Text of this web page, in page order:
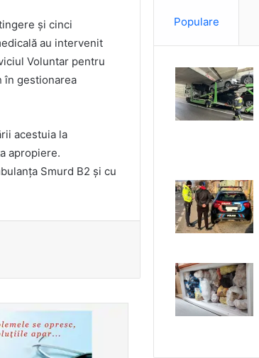
și cinci
au intervenit
Voluntar pentru
în gestionarea
acestuia la
apropiere.
Smurd B2 și cu
Populare